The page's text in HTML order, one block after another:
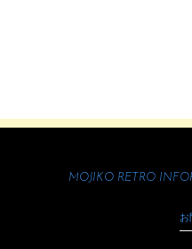
MOJIKO RETRO
お